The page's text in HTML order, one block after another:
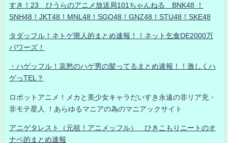
すき！23 ひうらのアニメ放送局101ちゃんねる BNK48 ！
SNH48！JKT48！MNL48！SGO48！GNZ48！STU48！SKE48
タダッフル！ネトゲ廃人的まとめ速報！！ネット乞食DE2000万
パワーズ！
・ハゲッフル！哀愁のハゲ男の髪ってるまとめ速報！！激しくハ
ゲっTEL？
ロボットアニメ！メカと美少女キャラだいすき永遠の非リア充・
非モテ星人 ！あらゆるマニアの為のマニアックサイト
アニゲタレスト（元祖！アニメッフル） ひきこもりニートのオ
ナベ的まとめ速報